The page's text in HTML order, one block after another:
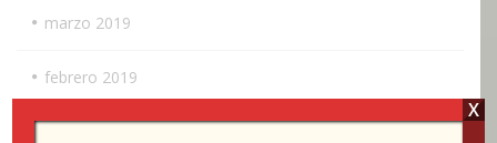
marzo 2019
febrero 2019
enero 2019
X